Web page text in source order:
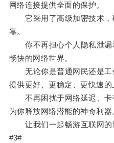
网络连接提供全面的保护。
它采用了高级加密技术，
靠。
你不再担心个人隐私泄漏
畅快的网络世界。
无论你是普通网民还是工
提供更好、更稳定、更快速的
不再困扰于网络延迟、卡
为你释放网络潜能的神奇利器
让我们一起畅游互联网的
#3#